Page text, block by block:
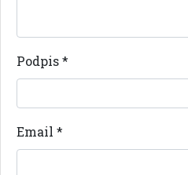
Podpis*
Email *